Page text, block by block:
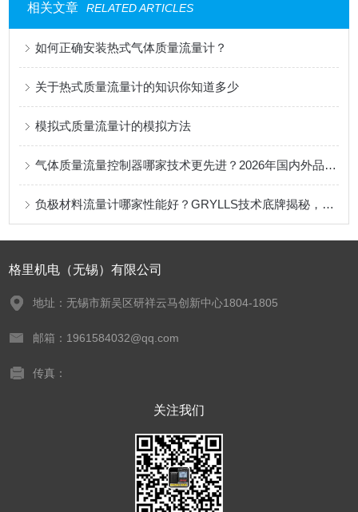
相关文章 RELATED ARTICLES
如何正确安装热式气体质量流量计？
关于热式质量流量计的知识你知道多少
模拟式质量流量计的模拟方法
气体质量流量控制器哪家技术更先进？2026年国内外品牌性能与质量全面对比
负极材料流量计哪家性能好？GRYLLS技术底牌揭秘，国产替代已到何种水平？
格里机电（无锡）有限公司
地址：无锡市新吴区研祥云马创新中心1804-1805
邮箱：1961584032@qq.com
传真：
关注我们